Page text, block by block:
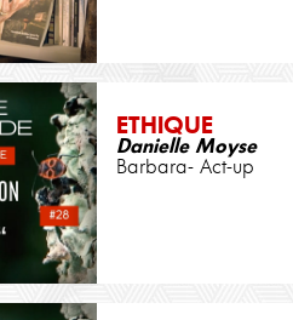
ETHIQUE
Danielle Moyse
Barbara- Act-up